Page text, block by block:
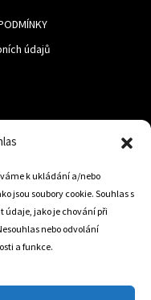
k ukládání a/nebo
jsou soubory cookie. Souhlas s
jako je chování při
nebo odvolání
a funkce.
údajů